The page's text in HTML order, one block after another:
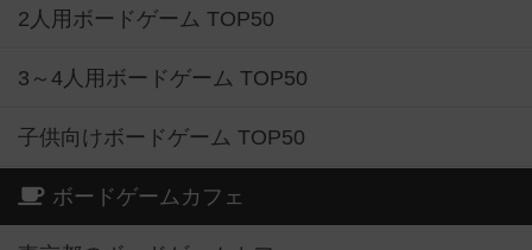
2人用ボードゲーム TOP50
3～4人用ボードゲーム TOP50
子供向けボードゲーム TOP50
ボードゲームカフェ